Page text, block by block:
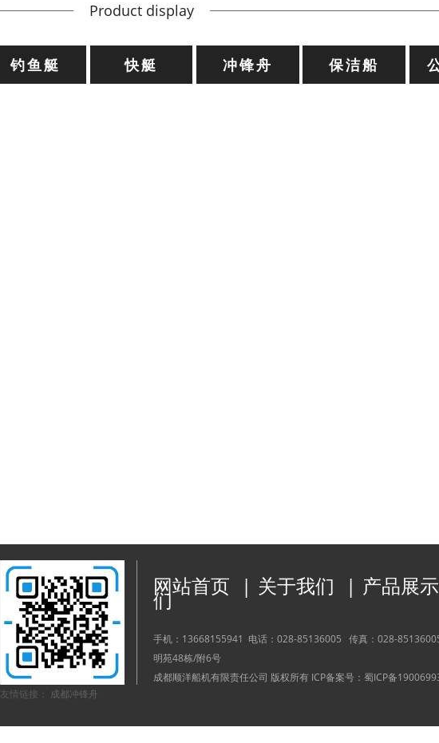
Product display
钓鱼艇 快艇 冲锋舟 保洁船
网站首页 | 关于我们 | 产品展示
们
手机： 13668155941 电话： 028-85136005 传真： 028-
明苑48栋/附6号
成都顺洋船机有限责任公司 版权所有 ICP备案号： 蜀ICP备
友情链接： 成都冲锋舟